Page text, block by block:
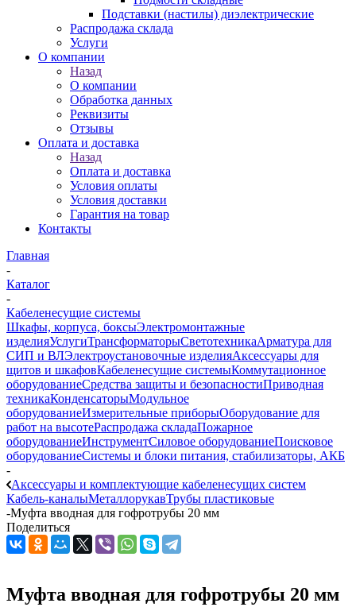
Подставки (настилы) диэлектрические
Распродажа склада
Услуги
О компании
Назад
О компании
Обработка данных
Реквизиты
Отзывы
Оплата и доставка
Назад
Оплата и доставка
Условия оплаты
Условия доставки
Гарантия на товар
Контакты
Главная
-
Каталог
-
Кабеленесущие системы
Шкафы, корпуса, боксыЭлектромонтажные
изделияУслугиТрансформаторыСветотехникаАрматура для
СИП и ВЛЭлектроустановочные изделияАксессуары для
щитов и шкафовКабеленесущие системыКоммутационное
оборудованиеСредства защиты и безопасностиПриводная
техникаКонденсаторыМодульное
оборудованиеИзмерительные приборыОборудование для
работ на высотеРаспродажа складаПожарное
оборудованиеИнструментСиловое оборудованиеПоисковое
оборудованиеСистемы и блоки питания, стабилизаторы, АКБ
-
Аксессуары и комплектующие кабеленесущих систем
Кабель-каналыМеталлорукавТрубы пластиковые
-Муфта вводная для гофротрубы 20 мм
Поделиться
Муфта вводная для гофротрубы 20 мм